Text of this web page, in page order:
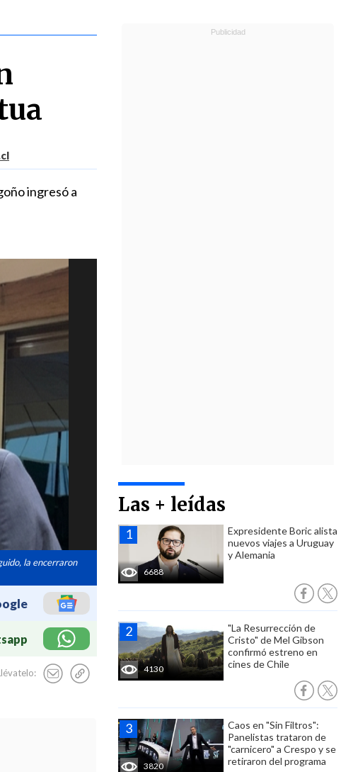
ingresó a
la encerraron
Las + leídas
6688
Expresidente Boric alista
nuevos viajes a Uruguay
y Alemania
4130
"La Resurrección de
Cristo" de Mel Gibson
confirmó estreno en
cines de Chile
3820
Caos en "Sin Filtros":
Panelistas trataron de
"carnicero" a Crespo y se
retiraron del programa